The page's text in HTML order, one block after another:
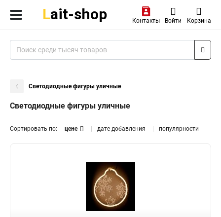
Контакты Войти Корзина
Светодиодные фигуры уличные
Светодиодные фигуры уличные
Сортировать по: цене дате добавления популярности